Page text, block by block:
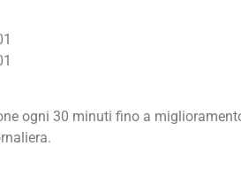
ogni 30 minuti fino a